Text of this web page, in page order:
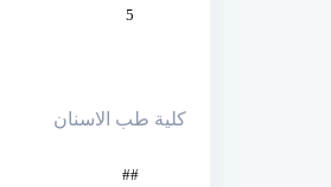
5
كلية طب الاسنان
##